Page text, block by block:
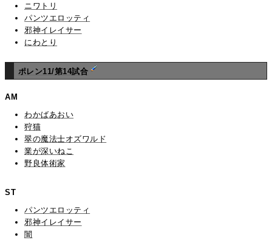
ニワトリ
パンツエロッティ
邪神イレイサー
にわとり
ポレン11/第14試合
AM
わかばあおい
狩猫
翠の魔法士オズワルド
業が深いねこ
野良体術家
ST
パンツエロッティ
邪神イレイサー
闇